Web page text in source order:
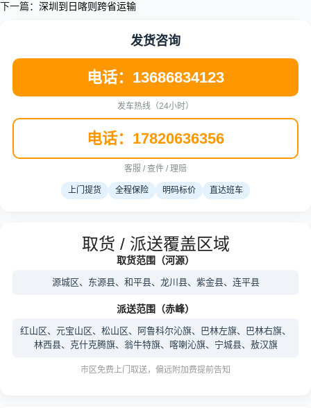
下一篇： 深圳到日喀则跨省运输
发货咨询
电话：13686834123
发车热线（24小时）
电话：17820636356
客服 / 查件 / 理赔
上门提货 全程保险 明码标价 直达班车
取货 / 派送覆盖区域
取货范围（河源）
源城区、东源县、和平县、龙川县、紫金县、连平县
派送范围（赤峰）
红山区、元宝山区、松山区、阿鲁科尔沁旗、巴林左旗、巴林右旗、
林西县、克什克腾旗、翁牛特旗、喀喇沁旗、宁城县、敖汉旗
市区免费上门取送，偏远附加费提前告知